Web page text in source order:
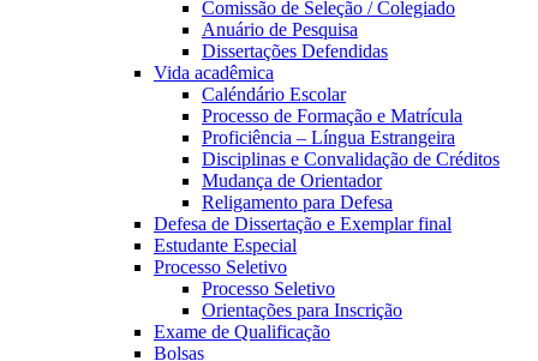
Comissão de Seleção / Colegiado
Anuário de Pesquisa
Dissertações Defendidas
Vida acadêmica
Caléndário Escolar
Processo de Formação e Matrícula
Proficiência – Língua Estrangeira
Disciplinas e Convalidação de Créditos
Mudança de Orientador
Religamento para Defesa
Defesa de Dissertação e Exemplar final
Estudante Especial
Processo Seletivo
Processo Seletivo
Orientações para Inscrição
Exame de Qualificação
Bolsas